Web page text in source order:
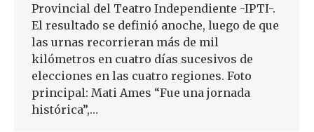
Provincial del Teatro Independiente -IPTI-.
El resultado se definió anoche, luego de que
las urnas recorrieran más de mil
kilómetros en cuatro días sucesivos de
elecciones en las cuatro regiones. Foto
principal: Mati Ames “Fue una jornada
histórica”,…